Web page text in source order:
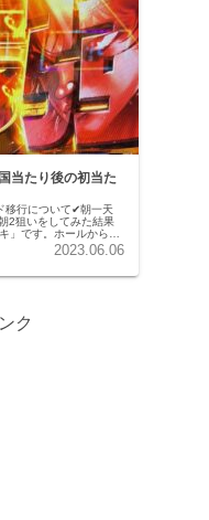
当たり後の初当た
移行について✔︎朝一天
2狙いをしてみた結果
」です。ホールから
狙いの集計と実践を
2023.06.06
ク